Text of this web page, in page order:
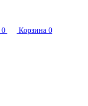
0 Корзина 0